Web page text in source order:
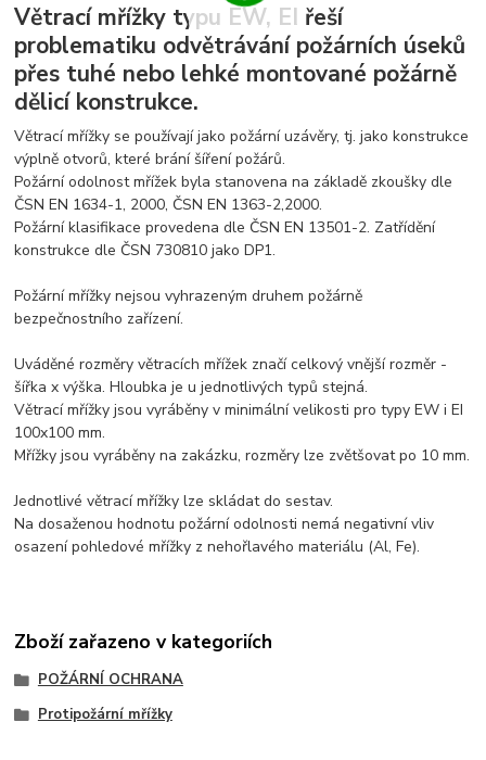
Větrací mřížky typu EW, EI řeší
problematiku odvětrávání požárních úseků
přes tuhé nebo lehké montované požárně
dělicí konstrukce.
Větrací mřížky se používají jako požární uzávěry, tj. jako konstrukce
výplně otvorů, které brání šíření požárů.
Požární odolnost mřížek byla stanovena na základě zkoušky dle
ČSN EN 1634-1, 2000, ČSN EN 1363-2,2000.
Požární klasifikace provedena dle ČSN EN 13501-2. Zatřídění
konstrukce dle ČSN 730810 jako DP1.
Požární mřížky nejsou vyhrazeným druhem požárně
bezpečnostního zařízení.
Uváděné rozměry větracích mřížek značí celkový vnější rozměr -
šířka x výška. Hloubka je u jednotlivých typů stejná.
Větrací mřížky jsou vyráběny v minimální velikosti pro typy EW i EI
100x100 mm.
Mřížky jsou vyráběny na zakázku, rozměry lze zvětšovat po 10 mm.
Jednotlivé větrací mřížky lze skládat do sestav.
Na dosaženou hodnotu požární odolnosti nemá negativní vliv
osazení pohledové mřížky z nehořlavého materiálu (Al, Fe).
Zboží zařazeno v kategoriích
POŽÁRNÍ OCHRANA
Protipožární mřížky